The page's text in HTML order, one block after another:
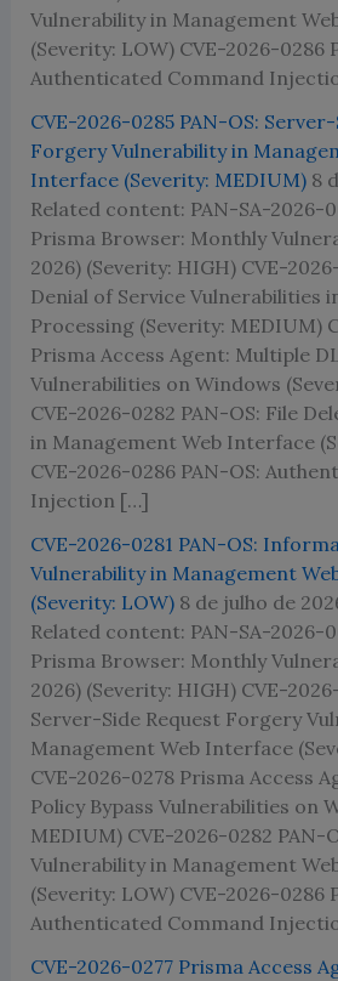
Vulnerability in Management
(Severity: LOW) CVE-2026-0286
Authenticated Command
CVE-2026-0285 PAN-OS:
Forgery Vulnerability in
Interface (Severity: MEDIUM) 8
Related content: PAN-SA-2026-
Prisma Browser: Monthly
2026) (Severity: HIGH) CVE-
Denial of Service Vulnerabilities
Processing (Severity: MEDIUM)
Prisma Access Agent: Multiple
Vulnerabilities on Windows
CVE-2026-0282 PAN-OS: File
in Management Web Interface
CVE-2026-0286 PAN-OS:
Injection […]
CVE-2026-0281 PAN-OS:
Vulnerability in Management
(Severity: LOW) 8 de julho de
Related content: PAN-SA-2026-
Prisma Browser: Monthly
2026) (Severity: HIGH) CVE-
Server-Side Request Forgery
Management Web Interface
CVE-2026-0278 Prisma Access
Policy Bypass Vulnerabilities on
MEDIUM) CVE-2026-0282 PAN-
Vulnerability in Management
(Severity: LOW) CVE-2026-0286
Authenticated Command
CVE-2026-0277 Prisma Access